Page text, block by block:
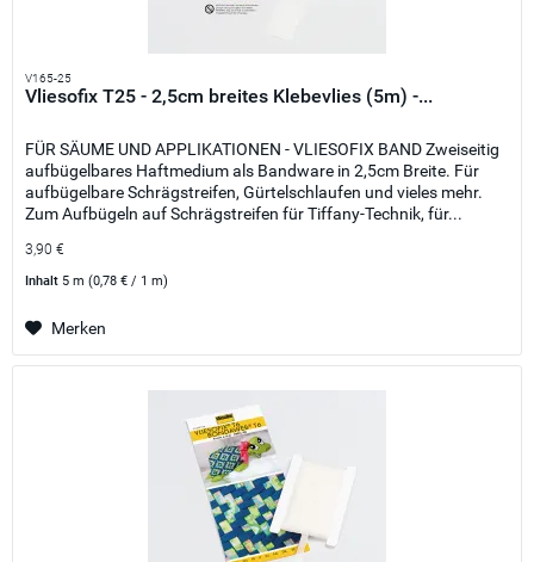
V165-25
Vliesofix T25 - 2,5cm breites Klebevlies (5m) -...
FÜR SÄUME UND APPLIKATIONEN - VLIESOFIX BAND Zweiseitig
aufbügelbares Haftmedium als Bandware in 2,5cm Breite. Für
aufbügelbare Schrägstreifen, Gürtelschlaufen und vieles mehr.
Zum Aufbügeln auf Schrägstreifen für Tiffany-Technik, für...
3,90 €
Inhalt 5 m(0,78 € / 1 m)
Merken